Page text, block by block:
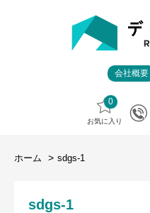
会社概要
0
お気に入り
ホーム sdgs-1
sdgs-1